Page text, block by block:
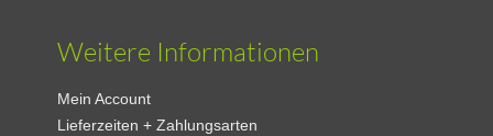
Weitere Informationen
Mein Account
Lieferzeiten + Zahlungsarten